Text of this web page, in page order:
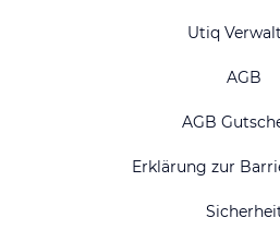
Utiq
AGB
AGB
Erklärung zur